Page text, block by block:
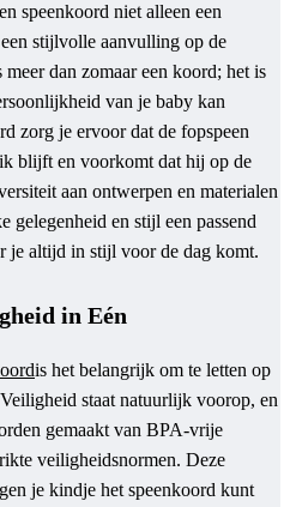
speenkoord niet alleen een
stijlvolle aanvulling op de
dan zomaar een koord; het is
van je baby kan
zorg je ervoor dat de fopspeen
blijft en voorkomt dat hij op de
aan ontwerpen en materialen
gelegenheid en stijl een passend
je altijd in stijl voor de dag komt.
in Eén
is het belangrijk om te letten op
staat natuurlijk voorop, en
gemaakt van BPA-vrije
veiligheidsnormen. Deze
je kindje het speenkoord kunt